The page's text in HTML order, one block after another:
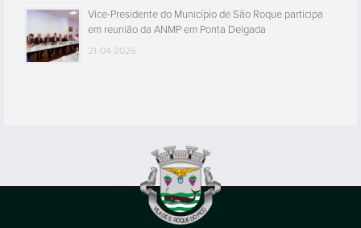
Vice-Presidente do Município de São Roque participa
em reunião da ANMP em Ponta Delgada
21-04-2026